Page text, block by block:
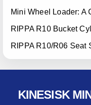
KINESISK